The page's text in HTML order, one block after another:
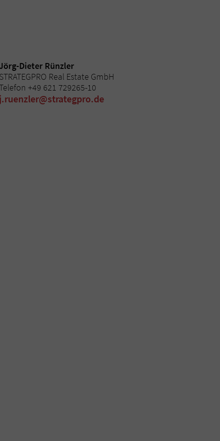
Jörg-Dieter Rünzler
STRATEGPRO Real Estate GmbH
+49 621 729265-10
j.ruenzler@strategpro.de